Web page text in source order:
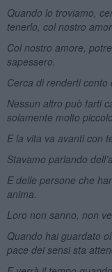
Quando lo troviamo,
tenerlo, col nostro
Col nostro amore,
sapessero.
Cerca di renderti conto
Nessun altro può farti
solamente molto piccolo.
E la vita va avanti con
Stavamo parlando
E delle persone che
anima.
Loro non sanno, non
Quando hai guardato
pace dei sensi sta